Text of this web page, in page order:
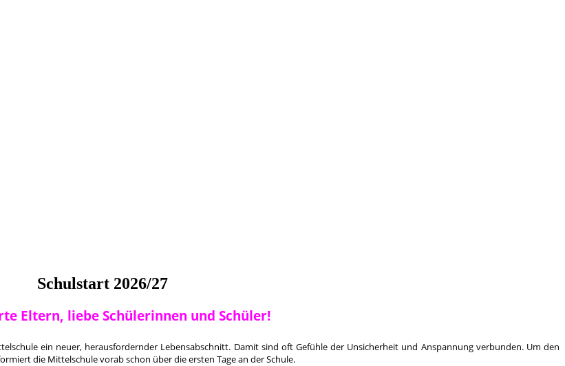
Schulstart 2026/27
Eltern, liebe Schülerinnen und Schüler!
ein neuer, herausfordernder Lebensabschnitt. Damit sind oft Gefühle der Unsicherheit und Anspannung verbunden. Um den
die Mittelschule vorab schon über die ersten Tage an der Schule.